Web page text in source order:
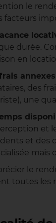
le
facteurs
durée.
en
annexes
des
une
et
et des
mais
le
toutes les